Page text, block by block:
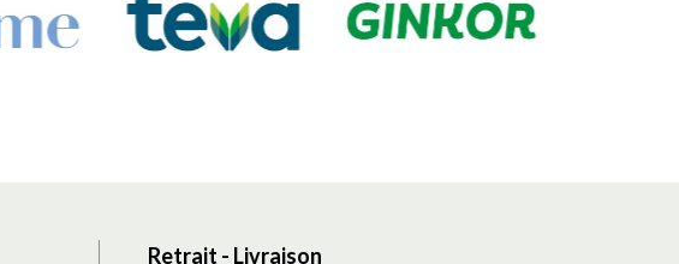
Retrait - Livraison